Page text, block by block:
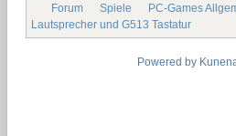
Forum Spiele PC-Games
Lautsprecher und G513 Tastatur
Powered by